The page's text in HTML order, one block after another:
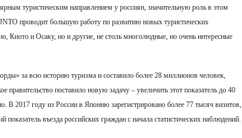
туристическим направлением у россиян, значительную роль в этом
проводит большую работу по развитию новых туристических
Киото и Осаку, но и другие, не столь многолюдные, но очень интересные
за всю историю туризма и составило более 28 миллионов человек,
поставило новую задачу – увеличить этот показатель до 40
2017 году из России в Японию зарегистрировано более 77 тысяч визитов,
въезда российских граждан с начала статистических наблюдений.